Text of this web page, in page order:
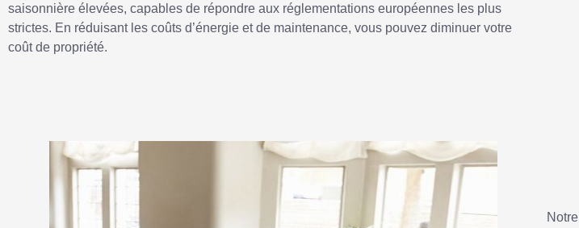
saisonnière élevées, capables de répondre aux réglementations européennes les plus
strictes. En réduisant les coûts d’énergie et de maintenance, vous pouvez diminuer votre
coût de propriété.